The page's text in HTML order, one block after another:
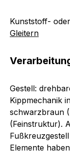
Kunststoff-
Gleitern
Gestell:
Kippmechanik
schwarzbraun
(Feinstruktur).
Elemente